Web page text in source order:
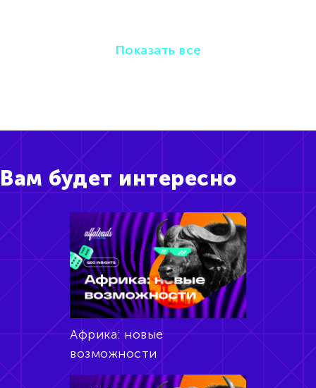
Показать все
Вам будет интересно
Африка: новые
возможности